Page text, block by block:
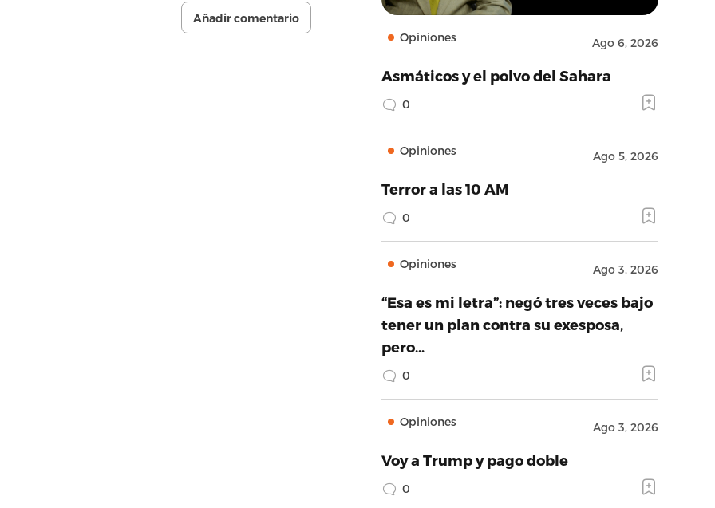
Añadir comentario
Opiniones Ago 6, 2026
Asmáticos y el polvo del Sahara
0
Opiniones Ago 5, 2026
Terror a las 10 AM
0
Opiniones Ago 3, 2026
“Esa es mi letra”: negó tres veces bajo
tener un plan contra su exesposa,
pero…
0
Opiniones Ago 3, 2026
Voy a Trump y pago doble
0